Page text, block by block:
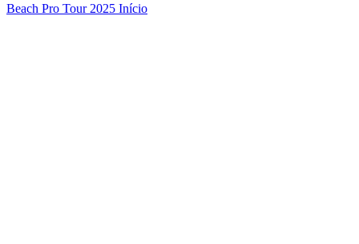
Beach Pro Tour 2025 Início